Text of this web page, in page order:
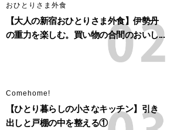
おひとりさま外食
【大人の新宿おひとりさま外食】伊勢丹
の重力を楽しむ。買い物の合間のおいし...
Comehome!
【ひとり暮らしの小さなキッチン】引き
出しと戸棚の中を整える①